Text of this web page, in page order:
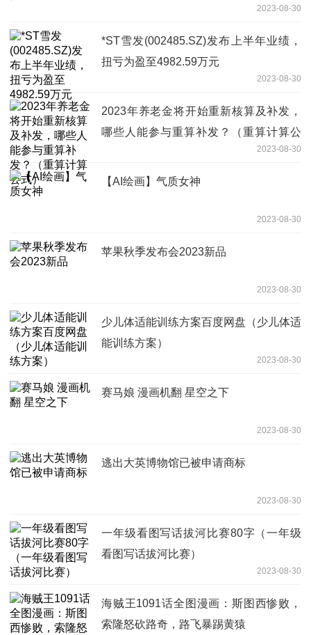
2023-08-30
*ST雪发(002485.SZ)发布上半年业绩，
扭亏为盈至4982.59万元
2023-08-30
2023年养老金将开始重新核算及补发，
哪些人能参与重算补发？（重算计算公
2023-08-30
【AI绘画】气质女神
2023-08-30
苹果秋季发布会2023新品
2023-08-30
少儿体适能训练方案百度网盘（少儿体适
能训练方案）
2023-08-30
赛马娘 漫画机翻 星空之下
2023-08-30
逃出大英博物馆已被申请商标
2023-08-30
一年级看图写话拔河比赛80字（一年级
看图写话拔河比赛）
2023-08-30
海贼王1091话全图漫画：斯图西惨败，
索隆怒砍路奇，路飞暴踢黄猿